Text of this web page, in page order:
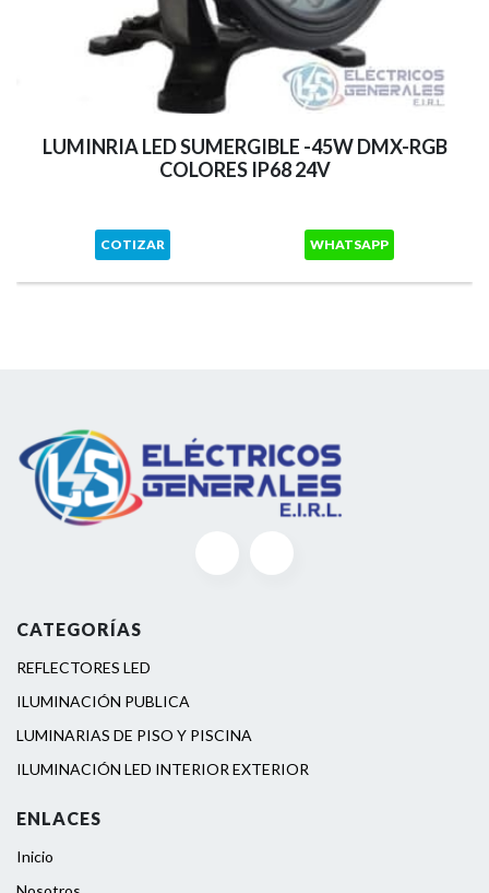
LUMINRIA LED SUMERGIBLE -45W DMX-RGB
COLORES IP68 24V
COTIZAR WHATSAPP
CATEGORÍAS
REFLECTORES LED
ILUMINACIÓN PUBLICA
LUMINARIAS DE PISO Y PISCINA
ILUMINACIÓN LED INTERIOR EXTERIOR
ENLACES
Inicio